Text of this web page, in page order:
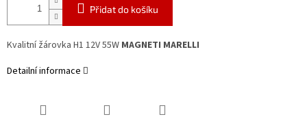
Přidat do košíku
Kvalitní žárovka H1 12V 55W MAGNETI MARELLI
Detailní informace